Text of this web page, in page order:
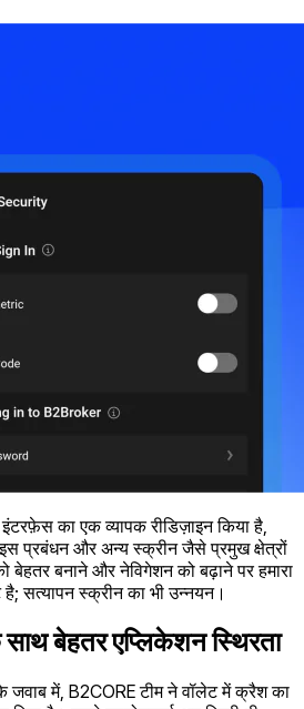
का एक व्यापक रीडिज़ाइन किया है,
प्रबंधन और अन्य स्क्रीन जैसे प्रमुख क्षेत्रों
बेहतर बनाने और नेविगेशन को बढ़ाने पर हमारा
सत्यापन स्क्रीन का भी उन्नयन।
बेहतर एप्लिकेशन स्थिरता
जवाब में, B2CORE टीम ने वॉलेट में क्रैश का